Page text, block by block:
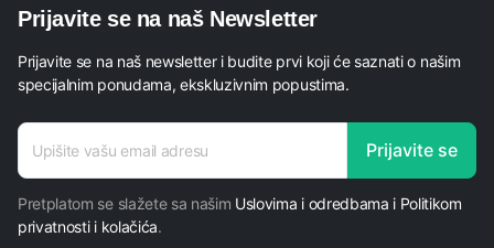
Prijavite se na naš Newsletter
Prijavite se na naš newsletter i budite prvi koji će saznati o našim
specijalnim ponudama, ekskluzivnim popustima.
adresa
adresa
Prijavite se
Pretplatom se slažete sa našim Uslovima i odredbama i Politikom
privatnosti i kolačića.